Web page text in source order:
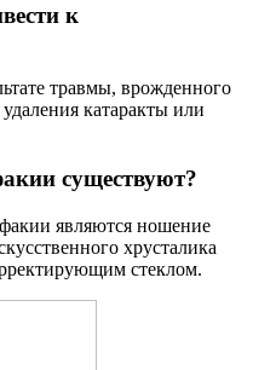
к
травмы, врожденного
катаракты или
существуют?
являются ношение
хрусталика
стеклом.